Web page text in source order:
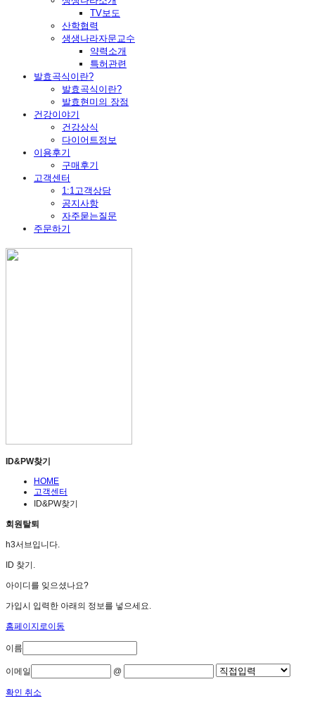
TV보도
산학협력
생생나라자문교수
약력소개
특허관련
발효곡식이란?
발효곡식이란?
발효현미의 장점
건강이야기
건강상식
다이어트정보
이용후기
구매후기
고객센터
1:1고객상담
공지사항
자주묻는질문
주문하기
ID&PW찾기
HOME
고객센터
ID&PW찾기
회원탈퇴
h3서브입니다.
ID 찾기.
아이디를 잊으셨나요?
가입시 입력한 아래의 정보를 넣으세요.
홈페이지로이동
이름
이메일 @
확인 취소